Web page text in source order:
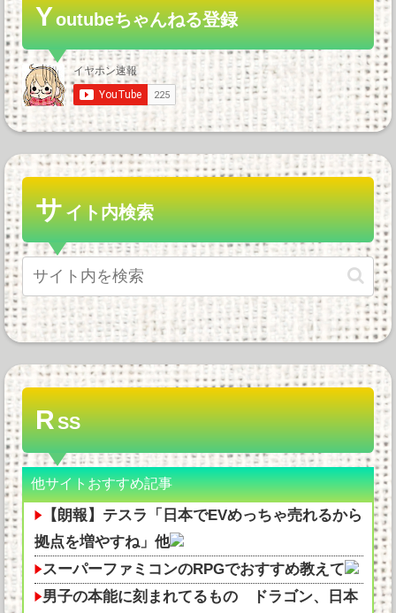
Youtubeちゃんねる登録
サイト内検索
RSS
他サイトおすすめ記事
【朗報】テスラ「日本でEVめっちゃ売れるから
拠点を増やすね」他
スーパーファミコンのRPGでおすすめ教えて
男子の本能に刻まれてるもの ドラゴン、日本